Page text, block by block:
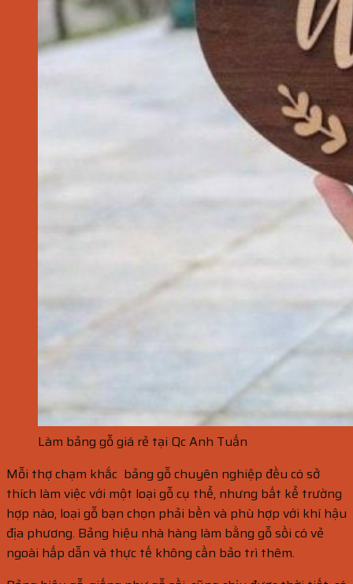
Làm bảng gỗ giá rẻ tại Qc Anh Tuấn
Mỗi thợ chạm khắc bảng gỗ chuyên nghiệp đều có sở
thích làm việc với một loại gỗ cụ thể, nhưng bất kể trường
hợp nào, loại gỗ bạn chọn phải bền và phù hợp với khí hậu
địa phương. Bảng hiệu nhà hàng làm bằng gỗ sồi có vẻ
ngoài hấp dẫn và thực tế không cần bảo trì thêm.